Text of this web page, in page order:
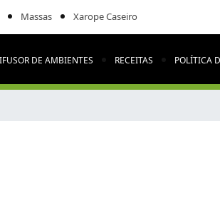
Massas Xarope Caseiro
DE AMBIENTES RECEITAS POLÍTICA